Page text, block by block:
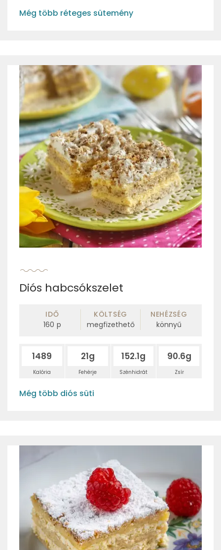
Még több réteges sütemény
Diós habcsókszelet
IDŐ
160 p
KÖLTSÉG
megfizethető
NEHÉZSÉG
könnyű
1489
Kalória
21g
Fehérje
152.1g
Szénhidrát
90.6g
Zsír
Még több diós süti